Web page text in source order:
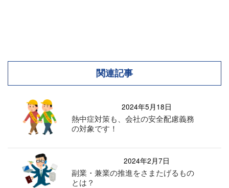
関連記事
2024年5月18日
熱中症対策も、会社の安全配慮義務
の対象です！
2024年2月7日
副業・兼業の推進をさまたげるもの
とは？